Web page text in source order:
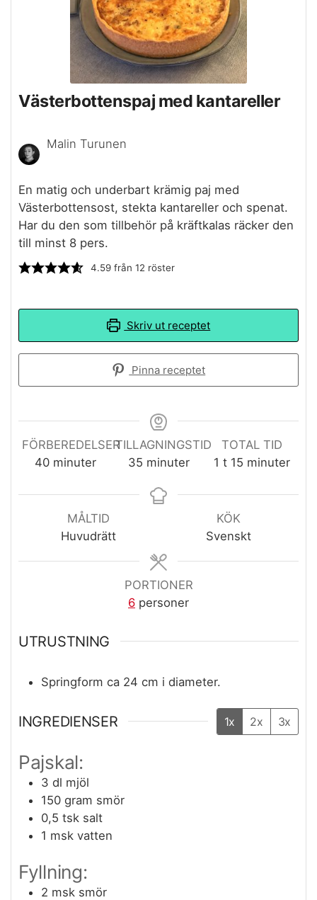
Västerbottenspaj med kantareller
Malin Turunen
En matig och underbart krämig paj med
Västerbottensost, stekta kantareller och spenat.
Har du den som tillbehör på kräftkalas räcker den
till minst 8 pers.
4.59från 12 röster
Skriv ut receptet
Pinna receptet
FÖRBEREDELSER
40minuter
minuter
TILLAGNINGSTID
35minuter
minuter
TOTAL TID
1 timme
t 15 minuter
minuter
MÅLTID
Huvudrätt
KÖK
Svenskt
PORTIONER
6 personer
UTRUSTNING
Springform ca 24 cm i diameter.
INGREDIENSER 1x 2x 3x
Pajskal:
3 dl mjöl
150 gram smör
0,5 tsk salt
1 msk vatten
Fyllning:
2 msk smör